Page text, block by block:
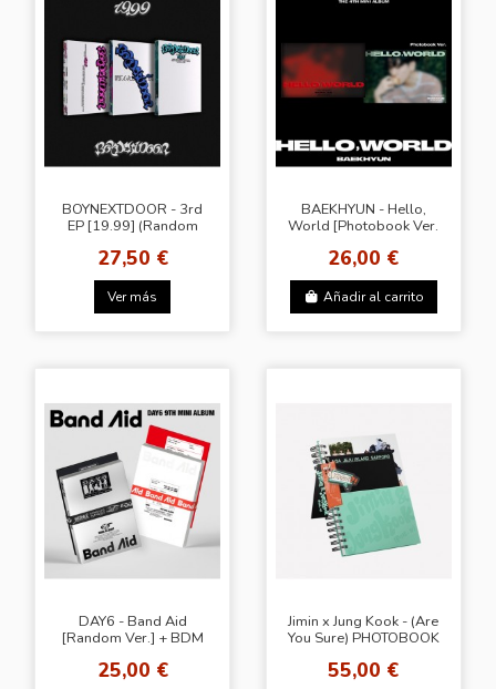
BOYNEXTDOOR - 3rd
EP [19.99] (Random
27,50 €
Ver más
BAEKHYUN - Hello,
World [Photobook Ver.
26,00 €
Añadir al carrito
DAY6 - Band Aid
[Random Ver.] + BDM
25,00 €
Jimin x Jung Kook - (Are
You Sure) PHOTOBOOK
55,00 €